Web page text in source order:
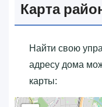
Карта
Найти свою
адресу дома
карты: